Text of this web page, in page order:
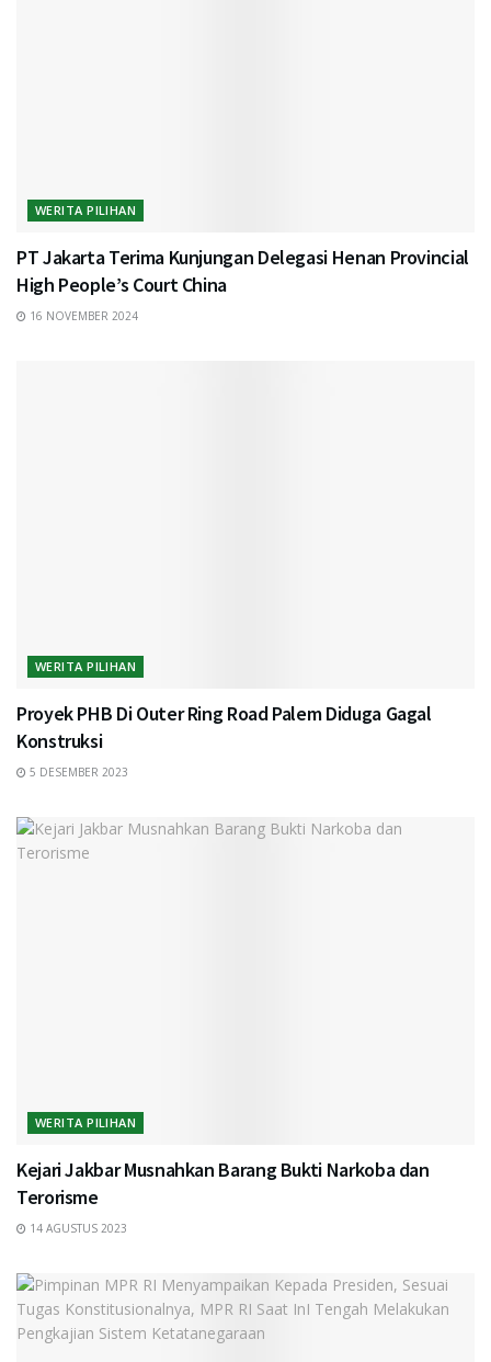
WERITA PILIHAN
PT Jakarta Terima Kunjungan Delegasi Henan Provincial
High People’s Court China
16 NOVEMBER 2024
WERITA PILIHAN
Proyek PHB Di Outer Ring Road Palem Diduga Gagal
Konstruksi
5 DESEMBER 2023
WERITA PILIHAN
Kejari Jakbar Musnahkan Barang Bukti Narkoba dan
Terorisme
14 AGUSTUS 2023